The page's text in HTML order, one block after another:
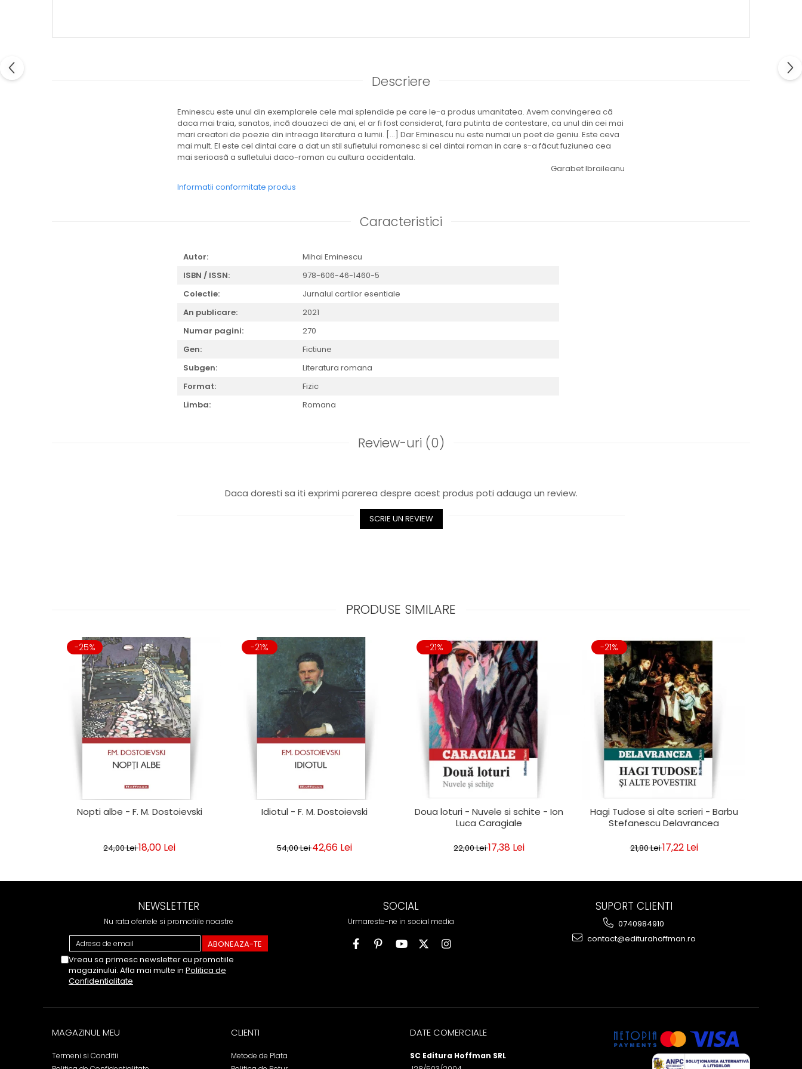
Descriere
Eminescu este unul din exemplarele cele mai splendide pe care le-a produs umanitatea. Avem convingerea cã
daca mai traia, sanatos, incã douazeci de ani, el ar fi fost considerat, fara putinta de contestare, ca unul din cei mai
mari creatori de poezie din intreaga literatura a lumii. [...] Dar Eminescu nu este numai un poet de geniu. Este ceva
mai mult. El este cel dintai care a dat un stil sufletului romanesc si cel dintai roman in care s-a fãcut fuziunea cea
mai serioasã a sufletului daco-roman cu cultura occidentala.
Garabet Ibraileanu
Informatii conformitate produs
Caracteristici
Autor:
Mihai Eminescu
ISBN / ISSN:
978-606-46-1460-5
Colectie:
Jurnalul cartilor esentiale
An publicare:
2021
Numar pagini:
270
Gen:
Fictiune
Subgen:
Literatura romana
Format:
Fizic
Limba:
Romana
Review-uri (0)
Daca doresti sa iti exprimi parerea despre acest produs poti adauga un review.
SCRIE UN REVIEW
PRODUSE SIMILARE
-25%
Nopti albe - F. M. Dostoievski
24,00 Lei18,00 Lei
-21%
Idiotul - F. M. Dostoievski
54,00 Lei42,66 Lei
-21%
Doua loturi - Nuvele si schite - Ion
Luca Caragiale
22,00 Lei17,38 Lei
-21%
Hagi Tudose si alte scrieri - Barbu
Stefanescu Delavrancea
21,80 Lei17,22 Lei
NEWSLETTER
Nu rata ofertele si promotiile noastre
Vreau sa primesc newsletter cu promotiile
magazinului. Afla mai multe in Politica de
Confidentialitate
SOCIAL
Urmareste-ne in social media
SUPORT CLIENTI
0740984910
contact@editurahoffman.ro
MAGAZINUL MEU
Termeni si Conditii
CLIENTI
Metode de Plata
DATE COMERCIALE
SC Editura Hoffman SRL